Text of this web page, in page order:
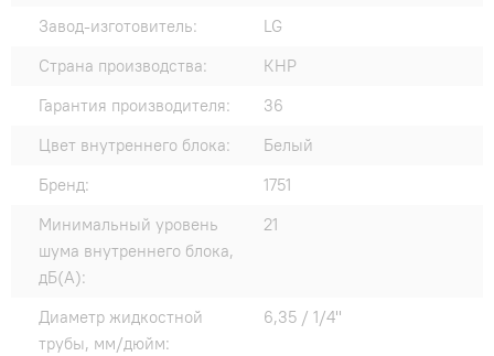
Завод-изготовитель:
LG
Страна производства:
КНР
Гарантия производителя:
36
Цвет внутреннего блока:
Белый
Бренд:
1751
Минимальный уровень
шума внутреннего блока,
дБ(А):
21
Диаметр жидкостной
трубы, мм/дюйм:
6,35 / 1/4"